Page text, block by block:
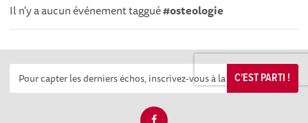
Il n'y a aucun événement taggué#osteologie
C'EST PARTI !